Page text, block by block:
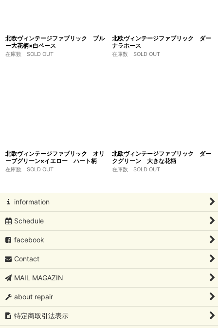
北欧ヴィンテージファブリック ブル
ー大花柄×白ベース
在庫数 SOLD OUT
北欧ヴィンテージファブリック ダー
ナラホース
在庫数 SOLD OUT
北欧ヴィンテージファブリック オリ
ーブグリーン×イエロー ハート柄
在庫数 SOLD OUT
北欧ヴィンテージファブリック ダー
クグリーン 大きな花柄
在庫数 SOLD OUT
information
Schedule
facebook
Contact
MAIL MAGAZIN
about repair
特定商取引法表示